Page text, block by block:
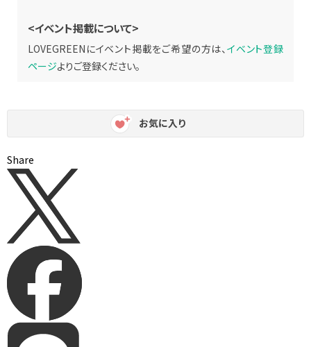
<イベント掲載について>
LOVEGREENにイベント掲載をご希望の方は、 イベント登録
ページよりご登録ください。
お気に入り
Share